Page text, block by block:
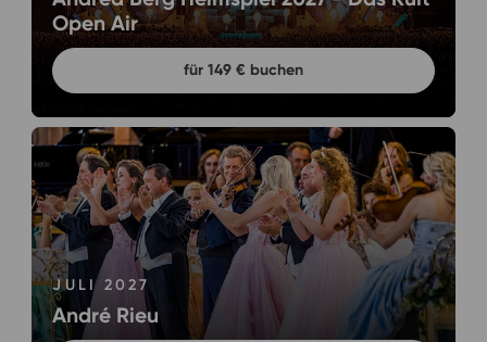
Open Air
für 149 € buchen
JULI 2027
André Rieu